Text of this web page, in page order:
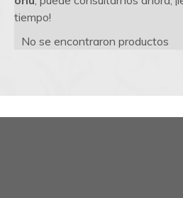
tiempo!
No se encontraron productos